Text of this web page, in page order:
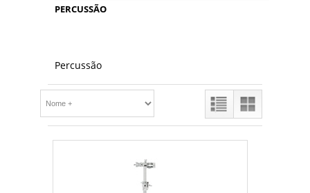
PERCUSSÃO
Percussão